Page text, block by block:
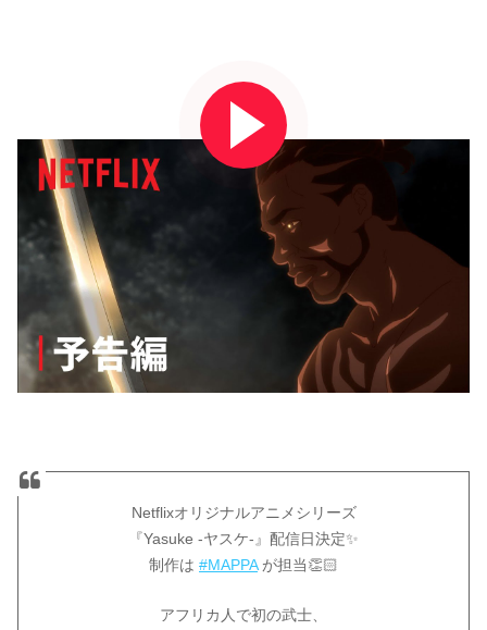
Netflixオリジナルアニメシリーズ
『Yasuke -ヤスケ-』配信日決定✨
制作は #MAPPAが担当👏🏻
アフリカ人で初の武士、